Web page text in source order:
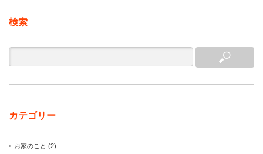
検索
カテゴリー
お家のこと (2)